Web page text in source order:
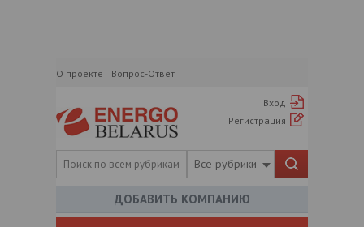
О проекте Вопрос-Ответ
Вход
Регистрация
Все рубрики
ДОБАВИТЬ КОМПАНИЮ